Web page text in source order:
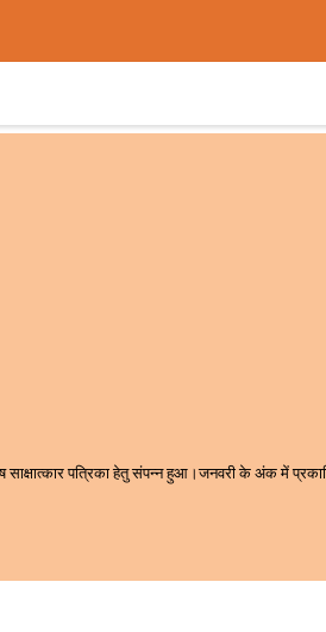
साक्षात्कार पत्रिका हेतु संपन्न हुआ।जनवरी के अंक में